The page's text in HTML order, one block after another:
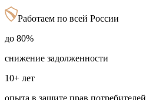
Работаем по всей России
до 80%
снижение задолженности
10+ лет
опыта в защите прав потребителей